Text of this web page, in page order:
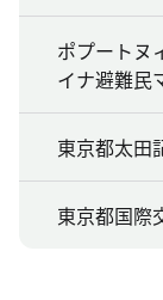
ポプートヌ
イナ避難民
東京都太田
東京都国際